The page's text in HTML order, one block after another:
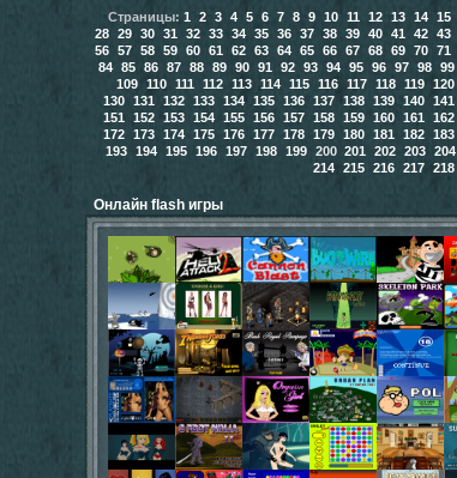
Страницы: 1 2 3 4 5 6 7 8 9 10 11 12 13 14 15
28 29 30 31 32 33 34 35 36 37 38 39 40 41 42 43
56 57 58 59 60 61 62 63 64 65 66 67 68 69 70 71
84 85 86 87 88 89 90 91 92 93 94 95 96 97 98 99
109 110 111 112 113 114 115 116 117 118 119 120
130 131 132 133 134 135 136 137 138 139 140 141
151 152 153 154 155 156 157 158 159 160 161 162
172 173 174 175 176 177 178 179 180 181 182 183
193 194 195 196 197 198 199 200 201 202 203 204
214 215 216 217 218
Онлайн flash игры